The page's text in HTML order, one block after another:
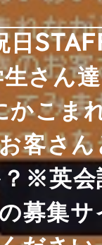
日
さん
かこま
客さん
※英会
募集